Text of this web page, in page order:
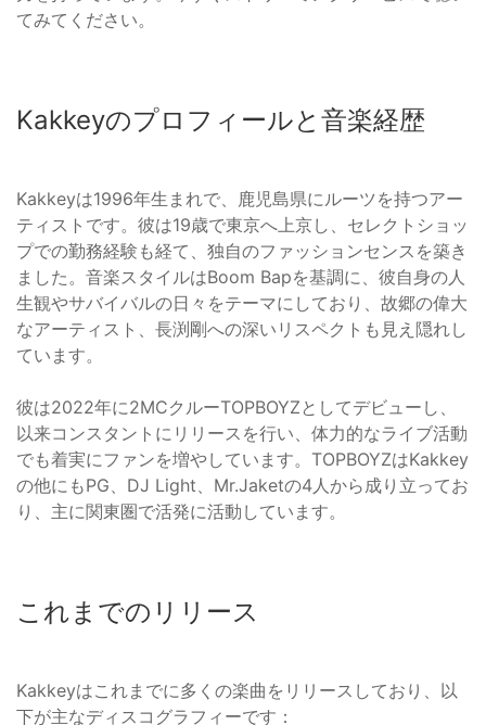
てみてください。
Kakkeyのプロフィールと音楽経歴
Kakkeyは1996年生まれで、鹿児島県にルーツを持つアー
ティストです。彼は19歳で東京へ上京し、セレクトショッ
プでの勤務経験も経て、独自のファッションセンスを築き
ました。音楽スタイルはBoom Bapを基調に、彼自身の人
生観やサバイバルの日々をテーマにしており、故郷の偉大
なアーティスト、長渕剛への深いリスペクトも見え隠れし
ています。
彼は2022年に2MCクルーTOPBOYZとしてデビューし、
以来コンスタントにリリースを行い、体力的なライブ活動
でも着実にファンを増やしています。TOPBOYZはKakkey
の他にもPG、DJ Light、Mr.Jaketの4人から成り立ってお
り、主に関東圏で活発に活動しています。
これまでのリリース
Kakkeyはこれまでに多くの楽曲をリリースしており、以
下が主なディスコグラフィーです：